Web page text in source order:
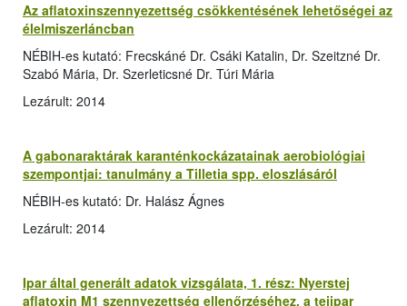
Az aflatoxinszennyezettség csökkentésének lehetőségei az
élelmiszerláncban
NÉBIH-es kutató: Frecskáné Dr. Csáki Katalin, Dr. Szeitzné Dr.
Szabó Mária, Dr. Szerleticsné Dr. Túri Mária
Lezárult: 2014
A gabonaraktárak karanténkockázatainak aerobiológiai
szempontjai: tanulmány a Tilletia spp. eloszlásáról
NÉBIH-es kutató: Dr. Halász Ágnes
Lezárult: 2014
Ipar által generált adatok vizsgálata, 1. rész: Nyerstej
aflatoxin M1 szennyezettség ellenőrzéséhez, a tejipar